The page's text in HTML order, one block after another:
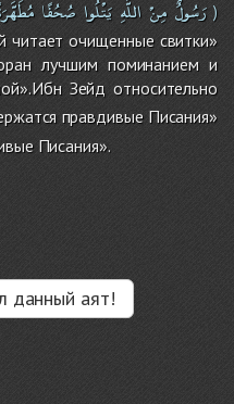
رَسُولٌ مِنْ اللَّهِ يَتْلُوا صُحُفًا )
читает очищенные свитки»
лучшим поминанием и
Зейд относительно
правдивые Писания»
Писания».
данный аят!